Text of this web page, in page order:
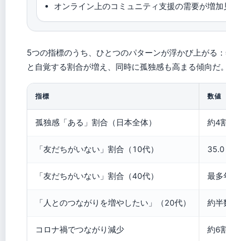
オンライン上のコミュニティ支援の需要が増加
5つの指標のうち、ひとつのパターンが浮かび上がる
と自覚する割合が増え、同時に孤独感も高まる傾向だ
指標 数値
孤独感「ある」割合（日本全体） 約4
「友だちがいない」割合（10代） 35.0
「友だちがいない」割合（40代） 最多
「人とのつながりを増やしたい」（20代） 約半
コロナ禍でつながり減少 約6